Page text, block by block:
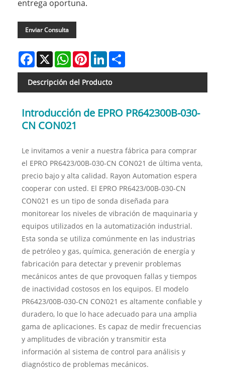
entrega oportuna.
Enviar Consulta
Facebook
X WhatsAppPinterestLinkedIn
Descripción del Producto
Introducción de EPRO PR642300B-030-
CN CON021
Le invitamos a venir a nuestra fábrica para comprar
el EPRO PR6423/00B-030-CN CON021 de última venta,
precio bajo y alta calidad. Rayon Automation espera
cooperar con usted. El EPRO PR6423/00B-030-CN
CON021 es un tipo de sonda diseñada para
monitorear los niveles de vibración de maquinaria y
equipos utilizados en la automatización industrial.
Esta sonda se utiliza comúnmente en las industrias
de petróleo y gas, química, generación de energía y
fabricación para detectar y prevenir problemas
mecánicos antes de que provoquen fallas y tiempos
de inactividad costosos en los equipos. El modelo
PR6423/00B-030-CN CON021 es altamente confiable y
duradero, lo que lo hace adecuado para una amplia
gama de aplicaciones. Es capaz de medir frecuencias
y amplitudes de vibración y transmitir esta
información al sistema de control para análisis y
diagnóstico de problemas mecánicos.